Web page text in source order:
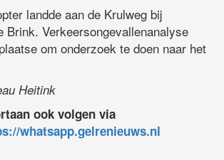
landde aan de Krulweg bij
Brink. Verkeersongevallenanalyse
om onderzoek te doen naar het
Heitink
ook volgen via
whatsapp.gelrenieuws.nl